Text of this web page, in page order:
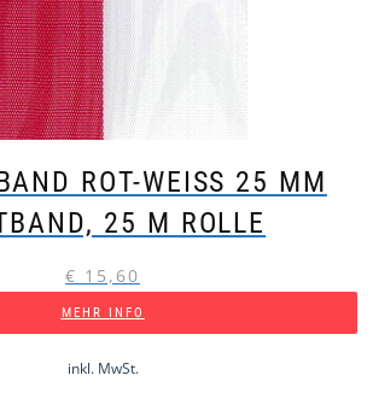
ROT-WEISS 25 MM T
25 M ROLLE
€ 15,60
MEHR INFO
inkl. MwSt.